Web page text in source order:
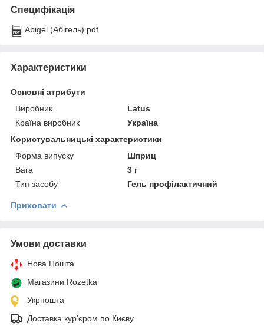
Специфікація
Abigel (Абігель).pdf
Характеристики
Основні атрибути
Виробник
Latus
Країна виробник
Україна
Користувальницькі характеристики
Форма випуску
Шприц
Вага
3 г
Тип засобу
Гель профілактичний
Приховати
Умови доставки
Нова Пошта
Магазини Rozetka
Укрпошта
Доставка кур'єром по Києву